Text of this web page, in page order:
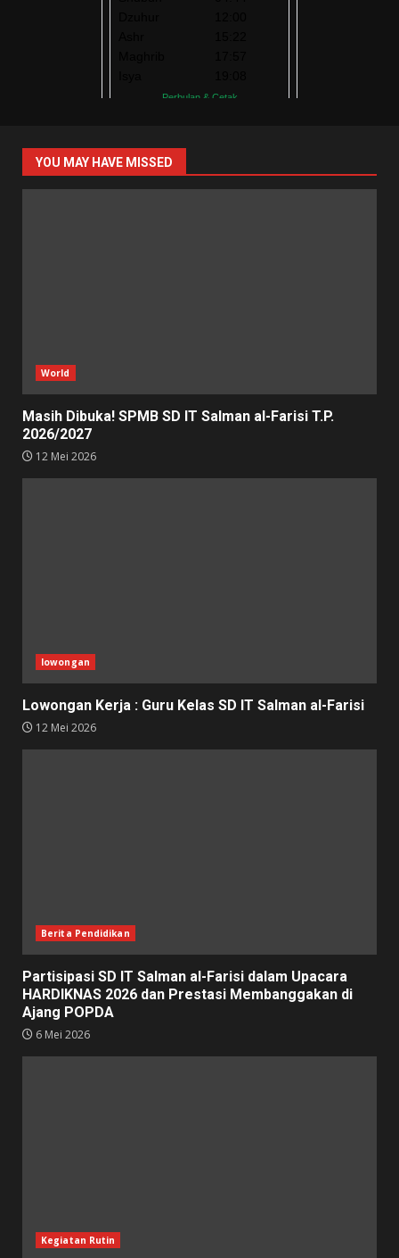
YOU MAY HAVE MISSED
World
Masih Dibuka! SPMB SD IT Salman al-Farisi T.P.
2026/2027
12 Mei 2026
lowongan
Lowongan Kerja : Guru Kelas SD IT Salman al-Farisi
12 Mei 2026
Berita Pendidikan
Partisipasi SD IT Salman al-Farisi dalam Upacara
HARDIKNAS 2026 dan Prestasi Membanggakan di
Ajang POPDA
6 Mei 2026
Kegiatan Rutin